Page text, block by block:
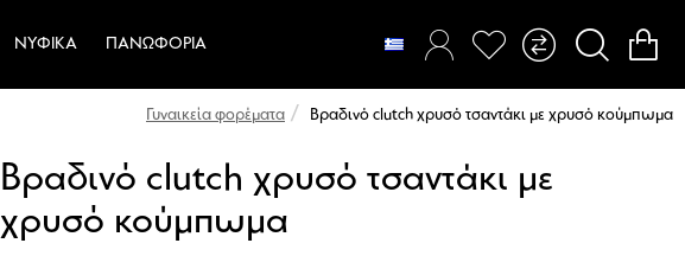
ΝΥΦΙΚΆ ΠΑΝΩΦΌΡΙΑ
Γυναικεία φορέματα Βραδινό clutch χρυσό τσαντάκι με χρυσό κούμπωμα
Βραδινό clutch χρυσό τσαντάκι με
χρυσό κούμπωμα